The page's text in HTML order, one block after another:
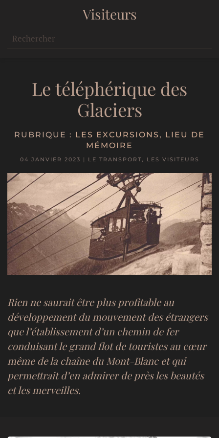
Visiteurs
Le téléphérique des
Glaciers
RUBRIQUE : LES EXCURSIONS, LIEU DE
MÉMOIRE
04 JANVIER 2023 | LE TRANSPORT, LES VISITEURS
Rien ne saurait être plus profitable au
développement du mouvement des étrangers
que l’établissement d’un chemin de fer
conduisant le grand flot de touristes au cœur
même de la chaîne du Mont-Blanc et qui
permettrait d’en admirer de près les beautés
et les merveilles.